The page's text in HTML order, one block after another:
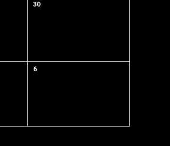
30
6